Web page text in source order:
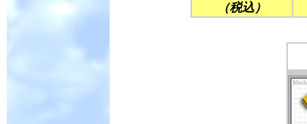
（税込）